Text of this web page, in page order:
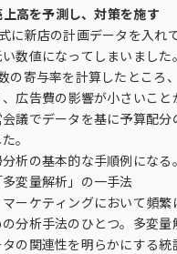
高を予測し、対策を施す
に新店の計画データを入れ
数値になってしまいました
の寄与率を計算したところ
広告費の影響が小さいこ
議でデータを基に予算配分
。
析の基本的な手順例になる。
変量解析」の一手法
ーケティングにおいて頻繁
分析手法のひとつ。多変
の関連性を明らかにする統